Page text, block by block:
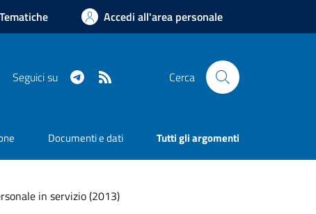
Accedi all'area personale
Seguici su Telegram Cerca
Documenti e dati Tutti gli argomenti
in servizio (2013)